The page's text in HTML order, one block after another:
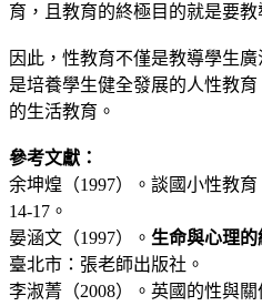
育，且教育的終極目的就是要教
因此，性教育不僅是教導學生
是培養學生健全發展的人性教
的生活教育。
參考文獻：
余坤煌（1997）。談國小性教育
14-17。
晏涵文（1997）。 生命與心理
臺北市：張老師出版社。
李淑菁（2008）。英國的性與關